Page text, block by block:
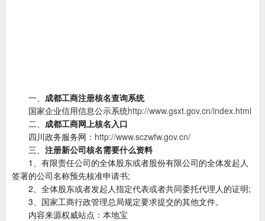
一、 成都工商注册核名查询系统
国家企业信用信息公示系统http://www.gsxt.gov.cn/index.html
二、 成都工商网上核名入口
四川政务服务网： http://www.sczwfw.gov.cn/
三、 注册新公司核名需要什么资料
1、有限责任公司的全体股东或者股份有限公司的全体发起人
签署的公司名称预先核准申请书;
2、全体股东或者发起人指定代表或者共同委托代理人的证明;
3、国家工商行政管理总局规定要求提交的其他文件。
内容来源权威站点：本地宝